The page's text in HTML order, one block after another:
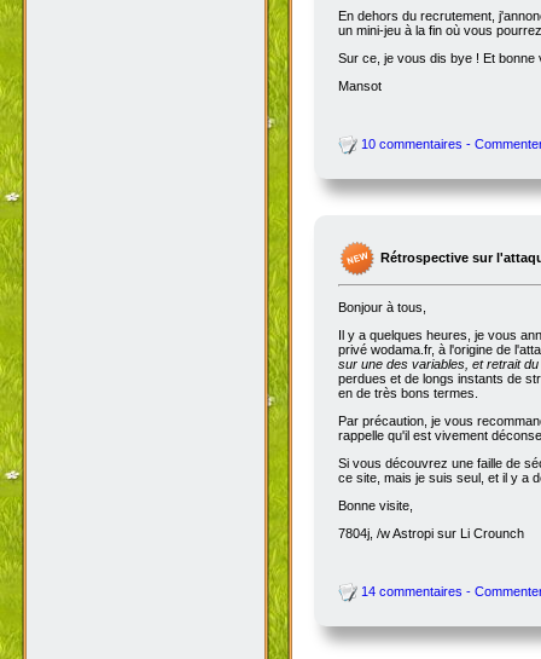
En dehors du recrutement,
un mini-jeu à la fin où vous
Sur ce, je vous dis bye ! Et bonne
Mansot
10 commentaires -
Rétrospective sur
Bonjour à tous,
Il y a quelques heures, je vous
privé wodama.fr, à l'origine de
sur une des variables, et retrait
perdues et de longs instants de
en de très bons termes.
Par précaution, je vous
rappelle qu'il est vivement
Si vous découvrez une faille de
ce site, mais je suis seul, et il y a
Bonne visite,
7804j, /w Astropi sur Li Crounch
14 commentaires -